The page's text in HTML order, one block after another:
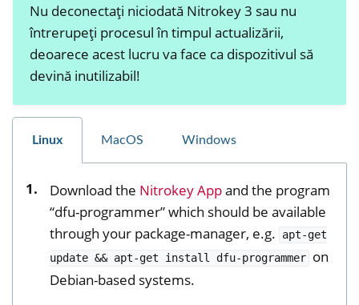
navigation of NitroPhone, NitroTablet
navigation of NextBox
navigation of NetHSM
navigation of NitroWall
navigation of NitroWall NW750
navigation of Software
Nu deconectați niciodată Nitrokey 3 sau nu
întrerupeți procesul în timpul actualizării,
deoarece acest lucru va face ca dispozitivul să
devină inutilizabil!
Linux MacOS Windows
Download the Nitrokey Appand the program
“dfu-programmer” which should be available
through your package-manager, e.g.
apt-get
update && apt-get install dfu-programmer on
Debian-based systems.